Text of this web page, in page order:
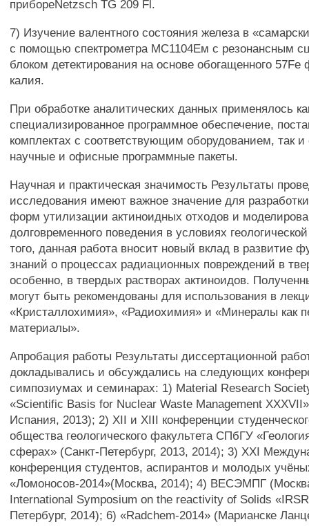
прибореNetzsch TG 209 Fl.
7) Изучение валентного состояния железа в
с помощью спектрометра МС1104Ем с резонансным
блоком детектирования на основе обогащенного
калия.
При обработке аналитических данных применялось
специализированное программное обеспечение,
комплектах с соответствующим оборудованием, так
научные и офисные программные пакеты.
Научная и практическая значимость Результаты
исследования имеют важное значение для
форм утилизации актиноидных отходов и
долговременного поведения в условиях
того, данная работа вносит новый вклад в развитие
знаний о процессах радиационных повреждений в
особенно, в твердых растворах актиноидов.
могут быть рекомендованы для использования в
«Кристаллохимия», «Радиохимия» и «Минералы как
материалы».
Апробация работы Результаты диссертационной
докладывались и обсуждались на следующих
симпозиумах и семинарах: 1) Material Research
«Scientific Basis for Nuclear Waste Management
Испания, 2013); 2) XII и XIII конференции
общества геологического факультета СПбГУ
сферах» (Санкт-Петербург, 2013, 2014); 3) XXI
конференция студентов, аспирантов и молодых
«Ломоносов-2014»(Москва, 2014); 4) ВЕСЭМПГ
International Symposium on the reactivity of Solids
Петербург, 2014); 6) «Radchem-2014» (Марианске